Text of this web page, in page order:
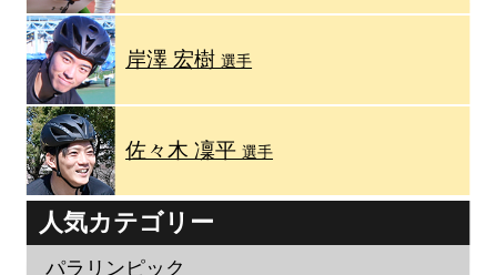
岸澤 宏樹選手
佐々木 凜平選手
人気カテゴリー
パラリンピック